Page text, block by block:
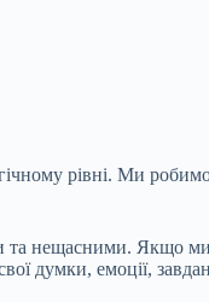
рівні. Ми робимо
нещасними. Якщо
думки, емоції,